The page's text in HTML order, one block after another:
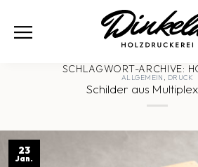
SCHLAGWORT-ARCHIVE:
ALLGEMEIN , DRUCK
Schilder aus
23
Jan.